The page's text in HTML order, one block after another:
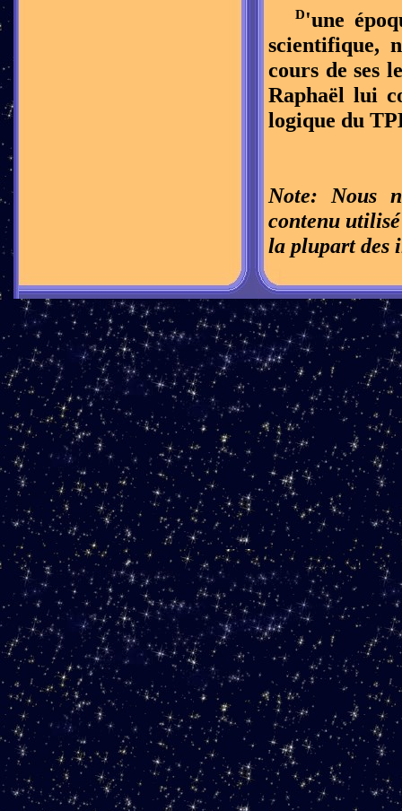
D'une
scientifique,
cours de ses
Raphaël lui
logique du
Note: Nous
contenu
la plupart des